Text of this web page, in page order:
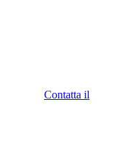
Contatta il